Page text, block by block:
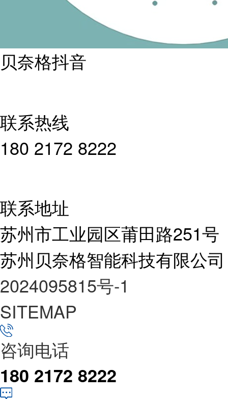
贝奈格抖音
联系热线
180 2172 8222
联系地址
苏州市工业园区莆田路251号
苏州贝奈格智能科技有限公
2024095815号-1
SITEMAP
咨询电话
180 2172 8222